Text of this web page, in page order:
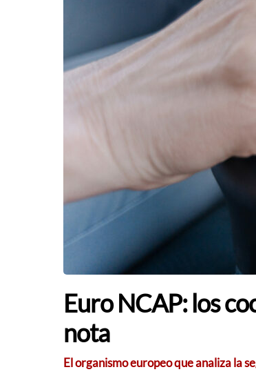
Euro NCAP: los
nota
El organismo europeo que analiza la